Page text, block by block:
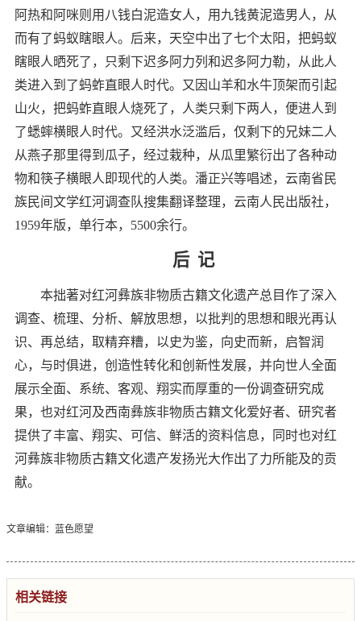
阿热和阿咪则用八钱白泥造女人，用九钱黄泥造男人，从
而有了蚂蚁瞎眼人。后来，天空中出了七个太阳，把蚂蚁
瞎眼人晒死了，只剩下迟多阿力列和迟多阿力勒，从此人
类进入到了蚂蚱直眼人时代。又因山羊和水牛顶架而引起
山火，把蚂蚱直眼人烧死了，人类只剩下两人，便进人到
了蟋蟀横眼人时代。又经洪水泛滥后，仅剩下的兄妹二人
从燕子那里得到瓜子，经过栽种，从瓜里繁衍出了各种动
物和筷子横眼人即现代的人类。潘正兴等唱述，云南省民
族民间文学红河调查队搜集翻译整理，云南人民出版社，
1959年版，单行本， 5500余行。
后 记
本拙著对红河彝族非物质古籍文化遗产总目作了深入
调查、梳理、分析、解放思想，以批判的思想和眼光再认
识、再总结，取精弃糟，以史为鉴，向史而新，启智润
心，与时俱进，创造性转化和创新性发展，并向世人全面
展示全面、系统、客观、翔实而厚重的一份调查研究成
果，也对红河及西南彝族非物质古籍文化爱好者、研究者
提供了丰富、翔实、可信、鲜活的资料信息，同时也对红
河彝族非物质古籍文化遗产发扬光大作出了力所能及的贡
献。
文章编辑：蓝色愿望
相关链接